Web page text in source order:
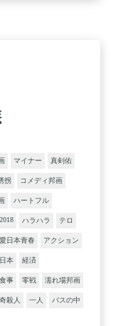
マイナー 真剣佑
拐 コメディ邦画
ハートフル
2018 ハラハラ テロ
日本青春 アクション
本 経済
食事 零戦 濡れ場邦画
殺人 一人 バスの中